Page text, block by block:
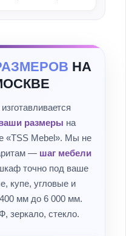
НА
размеры на
«TSS Mebel». Мы не
— шаг мебели
точно под ваше
купе, угловые и
мм до 6 000 мм.
стекло.